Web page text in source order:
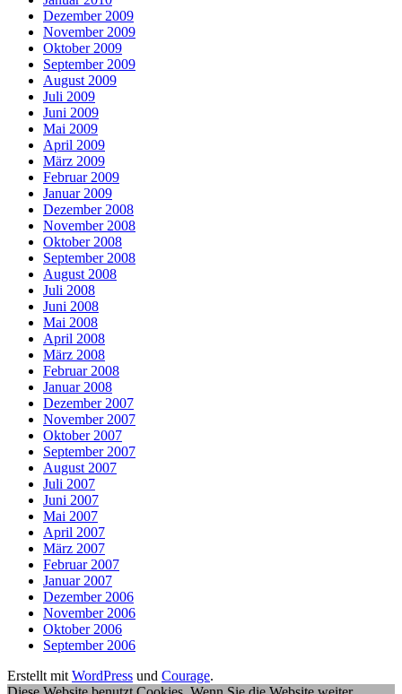
Dezember 2009
November 2009
Oktober 2009
September 2009
August 2009
Juli 2009
Juni 2009
Mai 2009
April 2009
März 2009
Februar 2009
Januar 2009
Dezember 2008
November 2008
Oktober 2008
September 2008
August 2008
Juli 2008
Juni 2008
Mai 2008
April 2008
März 2008
Februar 2008
Januar 2008
Dezember 2007
November 2007
Oktober 2007
September 2007
August 2007
Juli 2007
Juni 2007
Mai 2007
April 2007
März 2007
Februar 2007
Januar 2007
Dezember 2006
November 2006
Oktober 2006
September 2006
Erstellt mit WordPress und Courage.